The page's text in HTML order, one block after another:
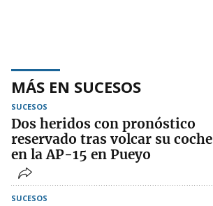
MÁS EN SUCESOS
SUCESOS
Dos heridos con pronóstico
reservado tras volcar su coche
en la AP-15 en Pueyo
SUCESOS